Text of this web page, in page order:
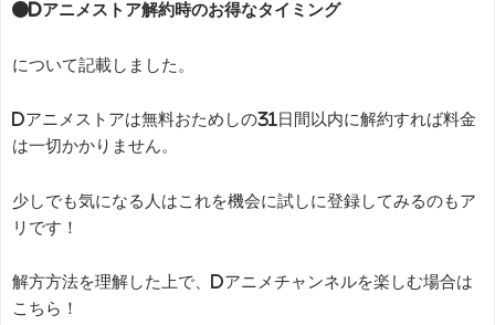
●dアニメストア解約時のお得なタイミング
について記載しました。
dアニメストアは無料おためしの31日間以内に解約すれば料金
は一切かかりません。
少しでも気になる人はこれを機会に試しに登録してみるのもア
リです！
解方方法を理解した上で、dアニメチャンネルを楽しむ場合は
こちら！